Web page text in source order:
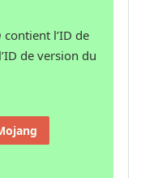
contient l’ID de
de version du